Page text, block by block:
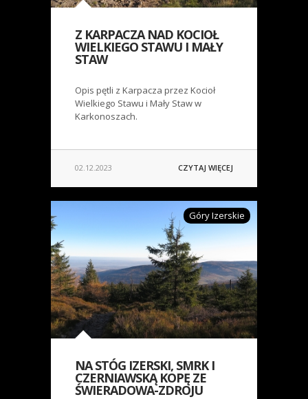
Z KARPACZA NAD KOCIOŁ
WIELKIEGO STAWU I MAŁY
STAW
Opis pętli z Karpacza przez Kocioł
Wielkiego Stawu i Mały Staw w
Karkonoszach.
02.12.2023 CZYTAJ WIĘCEJ
Góry Izerskie
NA STÓG IZERSKI, SMRK I
CZERNIAWSKĄ KOPĘ ZE
ŚWIERADOWA-ZDROJU